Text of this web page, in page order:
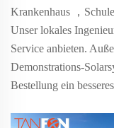
Krankenhaus
， Schule
Unser lokales
Service anbieten.
Demonstrations-
Bestellung ein